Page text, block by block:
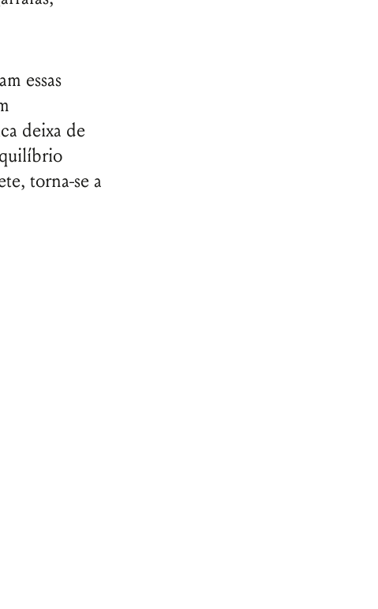
essas
deixa de
torna-se a